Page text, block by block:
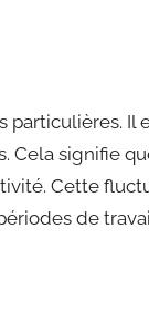
Il
Cela signifie
Cette
de